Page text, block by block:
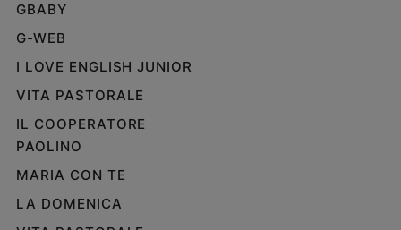
GBABY
G-WEB
I LOVE ENGLISH JUNIOR
VITA PASTORALE
IL COOPERATORE
PAOLINO
MARIA CON TE
LA DOMENICA